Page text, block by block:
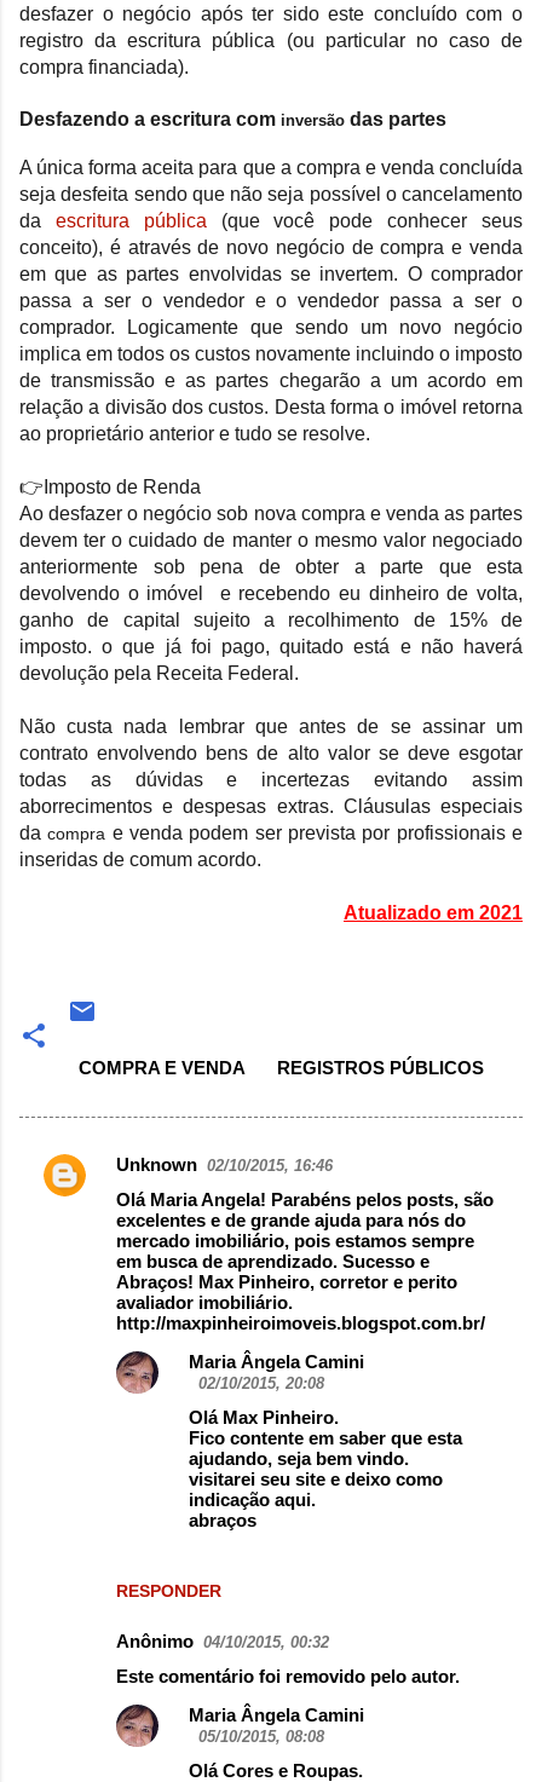
desfazer o negócio após ter sido este concluído com o
registro da escritura pública (ou particular no caso de
compra financiada).
Desfazendo a escritura com inversão das partes
A única forma aceita para que a compra e venda concluída
seja desfeita sendo que não seja possível o cancelamento
da escritura pública (que você pode conhecer seus
conceito), é através de novo negócio de compra e venda
em que as partes envolvidas se invertem. O comprador
passa a ser o vendedor e o vendedor passa a ser o
comprador.
Logicamente que sendo um novo negócio
implica em todos os custos novamente incluindo o imposto
de transmissão e as partes chegarão a um acordo em
relação a divisão dos custos. Desta forma o imóvel retorna
ao proprietário anterior e tudo se resolve.
👉 Imposto de Renda
Ao desfazer o negócio sob nova compra e venda as partes
devem ter o cuidado de manter o mesmo valor negociado
anteriormente sob pena de obter a parte que esta
devolvendo o imóvel e recebendo eu dinheiro de volta,
ganho de capital sujeito a recolhimento de 15% de
imposto. o que já foi pago, quitado está e não haverá
devolução pela Receita Federal.
Não custa nada lembrar que antes de se assinar um
contrato envolvendo bens de alto valor se deve esgotar
todas as dúvidas e incertezas evitando assim
aborrecimentos e despesas extras. Cláusulas especiais
dacompra e venda podem ser prevista por profissionais e
inseridas de comum acordo.
Atualizado em 2021
COMPRA E VENDA REGISTROS PÚBLICOS
Comentários
Unknown 02/10/2015, 16:46
Olá Maria Angela! Parabéns pelos posts, são
excelentes e de grande ajuda para nós do
mercado imobiliário, pois estamos sempre
em busca de aprendizado. Sucesso e
Abraços! Max Pinheiro, corretor e perito
avaliador imobiliário.
http://maxpinheiroimoveis.blogspot.com.br/
RESPONDER
Maria Ângela Camini
02/10/2015, 20:08
Olá Max Pinheiro.
Fico contente em saber que esta
ajudando, seja bem vindo.
visitarei seu site e deixo como
indicação aqui.
abraços
Anônimo 04/10/2015, 00:32
Este comentário foi removido pelo autor.
Maria Ângela Camini
05/10/2015, 08:08
Olá Cores e Roupas.